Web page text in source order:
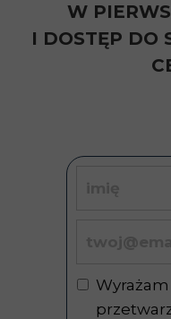
W
I DOSTĘP DO